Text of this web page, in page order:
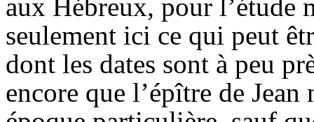
aux Hébreux, pour l’étude
seulement ici ce qui peut
dont les dates sont à peu
encore que l’épître de